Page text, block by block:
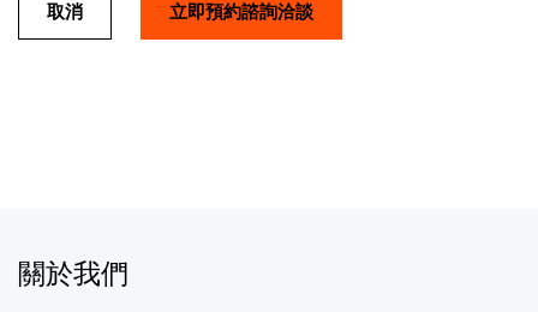
取消 立即預約諮詢洽談
關於我們